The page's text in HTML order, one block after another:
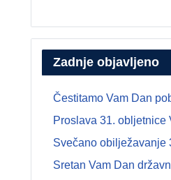
Zadnje objavljeno
Čestitamo Vam Dan
Proslava 31.
Svečano obilježavanje
Sretan Vam Dan